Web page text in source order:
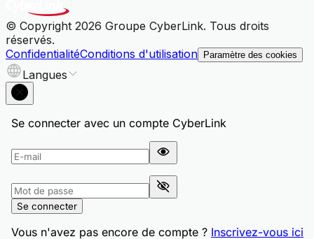
© Copyright 2026 Groupe CyberLink. Tous droits
réservés.
ConfidentialitéConditions d'utilisation Paramètre des cookies
Langues